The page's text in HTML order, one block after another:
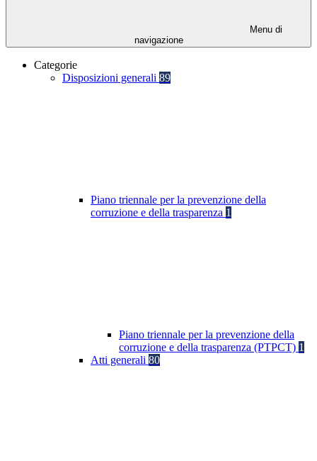
Menu di
navigazione
Categorie
Disposizioni generali 89
Piano triennale per la prevenzione della
corruzione e della trasparenza 1
Piano triennale per la prevenzione della
corruzione e della trasparenza (PTPCT) 1
Atti generali 80